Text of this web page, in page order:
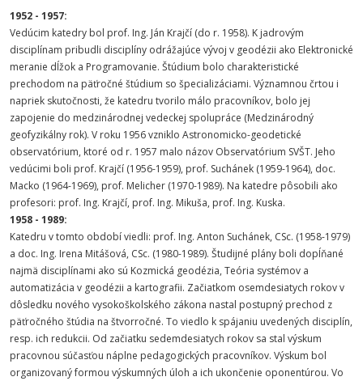
1952 - 1957:
Vedúcim katedry bol prof. Ing. Ján Krajčí (do r. 1958). K jadrovým
disciplínam pribudli disciplíny odrážajúce vývoj v geodézii ako Elektronické
meranie dĺžok a Programovanie. Štúdium bolo charakteristické
prechodom na päťročné štúdium so špecializáciami. Významnou črtou i
napriek skutočnosti, že katedru tvorilo málo pracovníkov, bolo jej
zapojenie do medzinárodnej vedeckej spolupráce (Medzinárodný
geofyzikálny rok). V roku 1956 vzniklo Astronomicko-geodetické
observatórium, ktoré od r. 1957 malo názov Observatórium SVŠT. Jeho
vedúcimi boli prof. Krajčí (1956-1959), prof. Suchánek (1959-1964), doc.
Macko (1964-1969), prof. Melicher (1970-1989). Na katedre pôsobili ako
profesori: prof. Ing. Krajčí, prof. Ing. Mikuša, prof. Ing. Kuska.
1958 - 1989:
Katedru v tomto období viedli: prof. Ing. Anton Suchánek, CSc. (1958-1979)
a doc. Ing. Irena Mitášová, CSc. (1980-1989). Študijné plány boli dopĺňané
najmä disciplínami ako sú Kozmická geodézia, Teória systémov a
automatizácia v geodézii a kartografii. Začiatkom osemdesiatych rokov v
dôsledku nového vysokoškolského zákona nastal postupný prechod z
päťročného štúdia na štvorročné. To viedlo k spájaniu uvedených disciplín,
resp. ich redukcii. Od začiatku sedemdesiatych rokov sa stal výskum
pracovnou súčasťou náplne pedagogických pracovníkov. Výskum bol
organizovaný formou výskumných úloh a ich ukončenie oponentúrou. Vo